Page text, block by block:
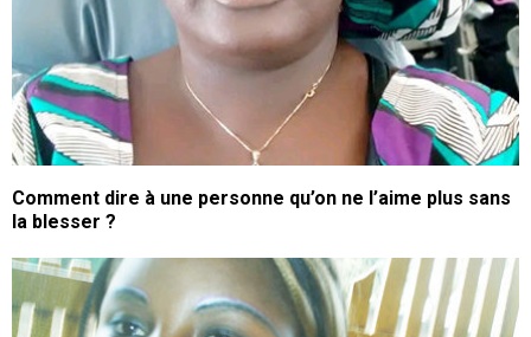
Comment dire à une personne qu’on ne l’aime plus sans
la blesser ?